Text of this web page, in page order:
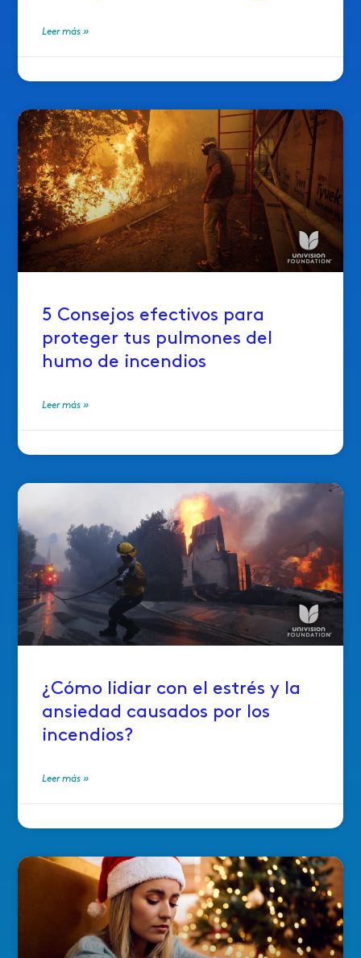
Leer más »
5 Consejos efectivos para
proteger tus pulmones del
humo de incendios
Leer más »
¿Cómo lidiar con el estrés y la
ansiedad causados por los
incendios?
Leer más »